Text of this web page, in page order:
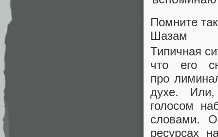
Помните
Шазам
Типичная
что его
про
духе. Или,
голосом
словами.
ресурсах